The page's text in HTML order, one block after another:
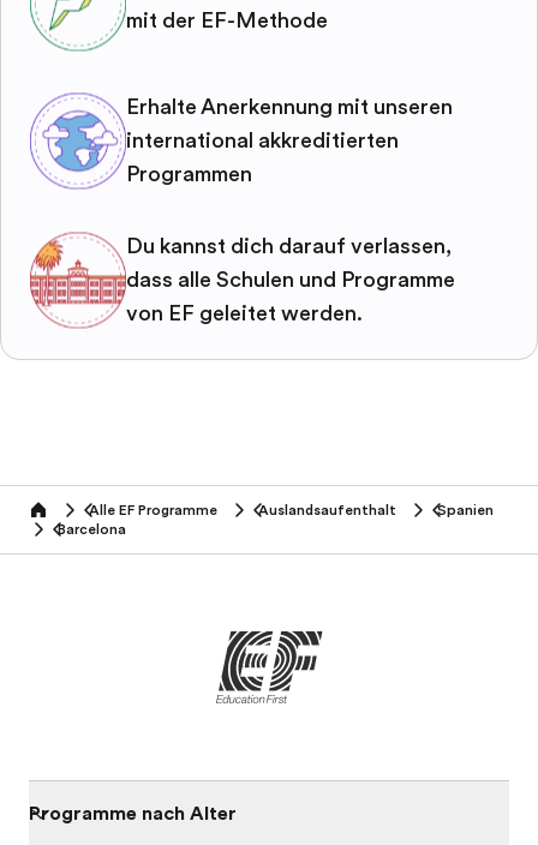
mit der EF-Methode
Erhalte Anerkennung mit unseren
international akkreditierten
Programmen
Du kannst dich darauf verlassen,
dass alle Schulen und Programme
von EF geleitet werden.
home Alle EF Programme Auslandsaufenthalt
Spanien
Barcelona
Programme nach Alter